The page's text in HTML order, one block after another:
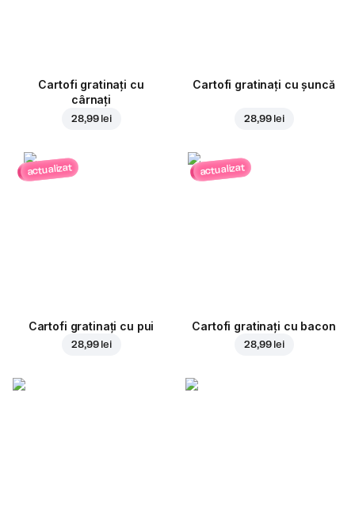
Cartofi gratinați cu
cârnați
28,99 lei
Cartofi gratinați cu șuncă
28,99 lei
actualizat
Cartofi gratinați cu pui
28,99 lei
actualizat
Cartofi gratinați cu bacon
28,99 lei